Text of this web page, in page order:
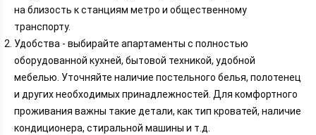
на близость к станциям метро и общественному
транспорту.
Удобства - выбирайте апартаменты с полностью
оборудованной кухней, бытовой техникой, удобной
мебелью. Уточняйте наличие постельного белья, полотенец
и других необходимых принадлежностей. Для комфортного
проживания важны такие детали, как тип кроватей, наличие
кондиционера, стиральной машины и т.д.